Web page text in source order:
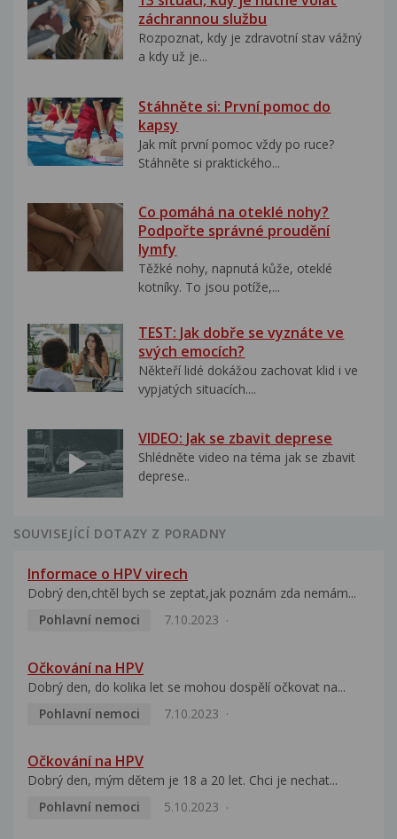
záchrannou službu
Rozpoznat, kdy je zdravotní stav vážný
a kdy už je...
Stáhněte si: První pomoc do
kapsy
Jak mít první pomoc vždy po ruce?
Stáhněte si praktického...
Co pomáhá na oteklé nohy?
Podpořte správné proudění
lymfy
Těžké nohy, napnutá kůže, oteklé
kotníky. To jsou potíže,...
TEST: Jak dobře se vyznáte ve
svých emocích?
Někteří lidé dokážou zachovat klid i ve
vypjatých situacích....
VIDEO: Jak se zbavit deprese
Shlédněte video na téma jak se zbavit
deprese..
SOUVISEJÍCÍ DOTAZY Z PORADNY
Informace o HPV virech
Dobrý den,chtěl bych se zeptat,jak poznám zda nemám...
Pohlavní nemoci
7.10.2023
Očkování na HPV
Dobrý den, do kolika let se mohou dospělí očkovat na...
Pohlavní nemoci
7.10.2023
Očkování na HPV
Dobrý den, mým dětem je 18 a 20 let. Chci je nechat...
Pohlavní nemoci
5.10.2023